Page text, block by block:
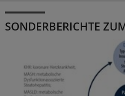
SONDERBERICHTE